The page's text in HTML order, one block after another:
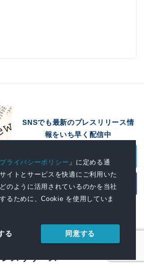
プライバシーポリシー 」に定める通
イトとサービスを快適にご利用いた
のように活用されているのかを当社
るために、Cookie を使用していま
る 同意する
SNSでも最新のプレスリリース情
報をいち早く配信中
Facebook
スリリース